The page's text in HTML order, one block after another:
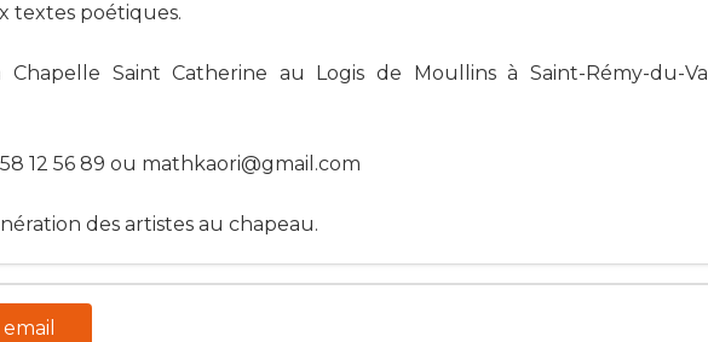
textes poétiques.
Chapelle Saint Catherine au Logis de Moullins à Saint-Rémy-du-Val
12 56 89 ou mathkaori@gmail.com
des artistes au chapeau.